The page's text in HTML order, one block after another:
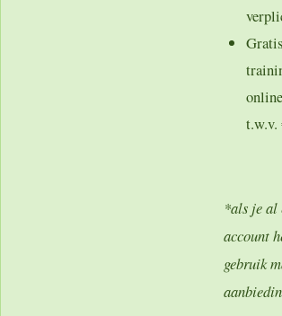
t.w.v.
*als je al
account
gebruik